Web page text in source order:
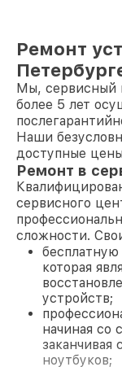
Ремонт
Мы, сервисный
более 5 лет
Наши
доступные
Ремонт в
сервисного
сложности.
которая
устройств;
начиная со
ноутбуков;